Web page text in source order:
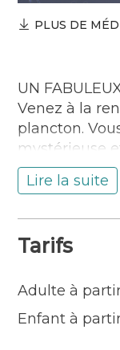
PLUS DE
UN
Venez à la
plancton.
mystérieuse
simple goutte
pêche sur la
scientifiques
vitale pour la
biodiversité.
En plus du
Lire la suite
Tarifs
Adulte à
Enfant à